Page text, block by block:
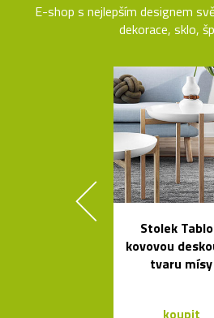
E-shop s nejlepším designem
dekorace, sklo,
Stolek
kovovou
tvaru mísy